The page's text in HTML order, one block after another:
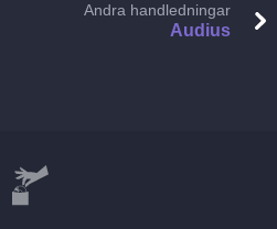
Andra handledningar
Audius